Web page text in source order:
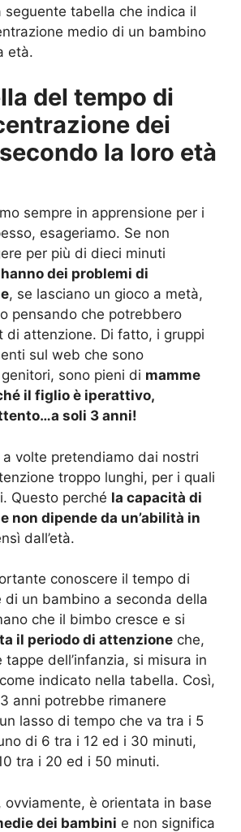
seguente tabella che indica il
medio di un bambino
età.
del tempo di
dei
la loro età
sempre in apprensione per i
esageriamo. Se non
per più di dieci minuti
dei problemi di
, se lasciano un gioco a metà,
pensando che potrebbero
di attenzione. Di fatto, i gruppi
sul web che sono
sono pieni di mamme
il figlio è iperattivo,
soli 3 anni!
volte pretendiamo dai nostri
troppo lunghi, per i quali
Questo perché la capacità di
non dipende da un’abilità in
dall’età.
conoscere il tempo di
di un bambino a seconda della
che il bimbo cresce e si
il periodo di attenzione che,
tappe dell’infanzia, si misura in
indicato nella tabella. Così,
anni potrebbe rimanere
lasso di tempo che va tra i 5
di 6 tra i 12 ed i 30 minuti,
tra i 20 ed i 50 minuti.
ovviamente, è orientata in base
dei bambini e non significa